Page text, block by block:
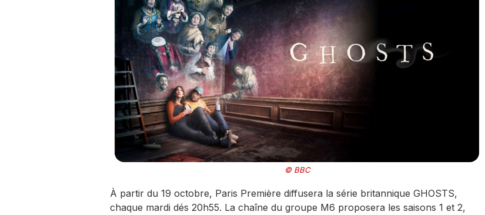
© BBC
À partir du 19 octobre, Paris Première diffusera la série britannique GHOSTS,
chaque mardi dés 20h55. La chaîne du groupe M6 proposera les saisons 1 et 2,